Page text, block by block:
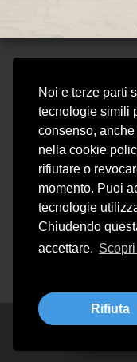
Noi e terze parti
tecnologie simili
consenso,
nella cookie
rifiutare o
momento. Puoi
tecnologie
Chiudendo
accettare.
Rifiuta
VIVI CAFE
Piazza Matteotti
Tel. 030 991 4950 -